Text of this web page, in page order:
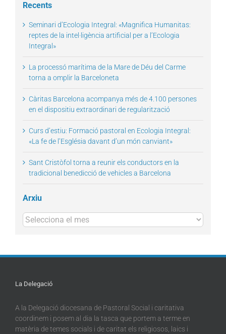
Recents
Seminari d’Ecologia Integral: «Magnifica Humanitas:
reptes de la intel·ligència artificial per a l’Ecologia
Integral»
La processó marítima de la Mare de Déu del Carme
torna a omplir la Barceloneta
Càritas Barcelona acompanya més de 4.100 persones
en el dispositiu extraordinari de regularització
Curs d’estiu: Formació pastoral en Ecologia Integral:
«La fe de l’Església davant d’un món canviant»
Sant Cristòfol torna a reunir els conductors en la
tradicional benedicció de vehicles a Barcelona
Arxiu
Arxius
La Delegació
A la Delegació diocesana de Pastoral Social i caritativa
coordinem i posem al dia la tasca que portem a terme en
matèria de temes socials i de caritat els religiosos, laics i